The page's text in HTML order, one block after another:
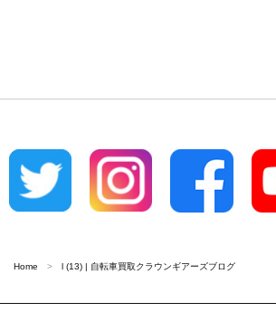
Home l (13) | 自転車買取クラウンギアーズブログ